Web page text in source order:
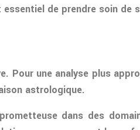
de prendre soin de
Pour une analyse plus
astrologique.
dans des